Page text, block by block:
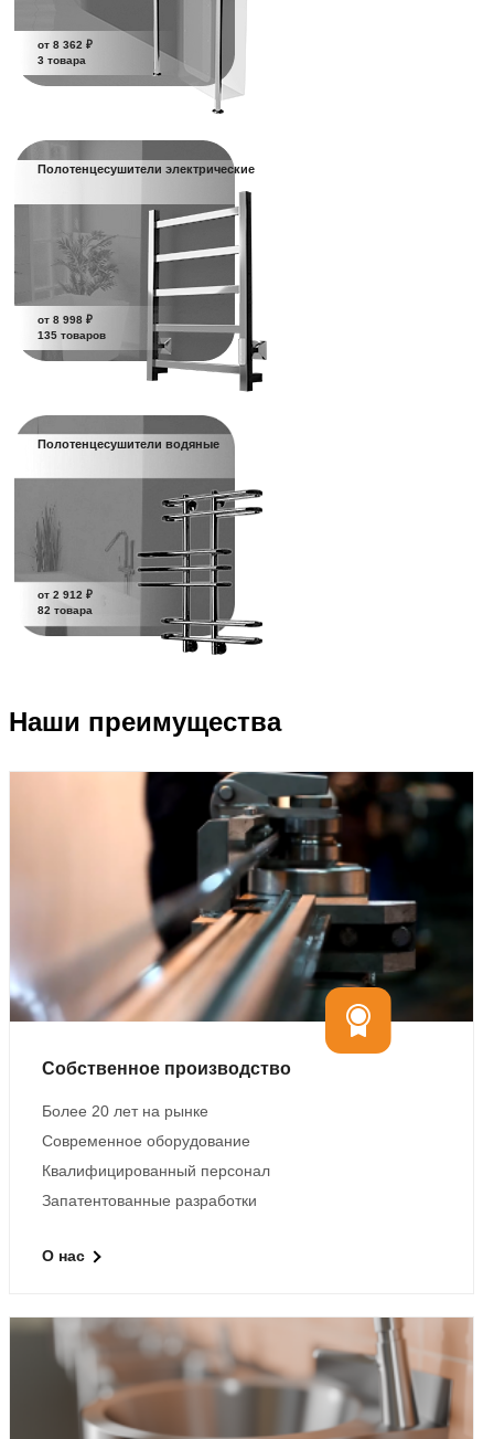
от 8 362 ₽
3 товара
Полотенцесушители электрические
от 8 998 ₽
135 товаров
Полотенцесушители водяные
от 2 912 ₽
82 товара
Наши преимущества
Собственное производство
Более 20 лет на рынке
Современное оборудование
Квалифицированный персонал
Запатентованные разработки
О нас